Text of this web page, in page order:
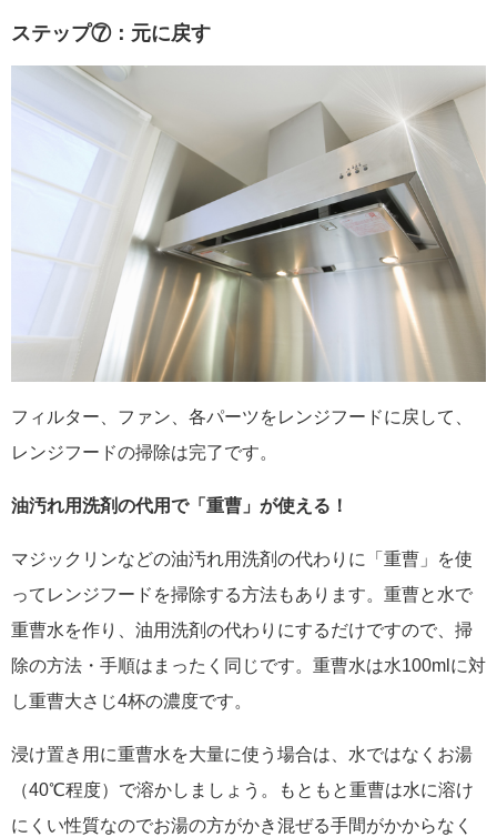
ステップ⑦：元に戻す
フィルター、ファン、各パーツをレンジフードに戻して、
レンジフードの掃除は完了です。
油汚れ用洗剤の代用で「重曹」が使える！
マジックリンなどの油汚れ用洗剤の代わりに「重曹」を使
ってレンジフードを掃除する方法もあります。重曹と水で
重曹水を作り、油用洗剤の代わりにするだけですので、掃
除の方法・手順はまったく同じです。重曹水は水100mlに対
し重曹大さじ4杯の濃度です。
浸け置き用に重曹水を大量に使う場合は、水ではなくお湯
（40℃程度）で溶かしましょう。もともと重曹は水に溶け
にくい性質なのでお湯の方がかき混ぜる手間がかからなく